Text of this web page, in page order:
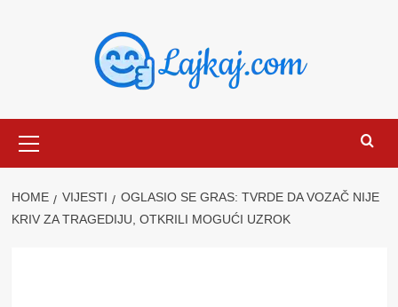
Menu
HOME VIJESTI
OGLASIO SE GRAS: TVRDE DA VOZAČ NIJE
KRIV ZA TRAGEDIJU, OTKRILI MOGUĆI UZROK